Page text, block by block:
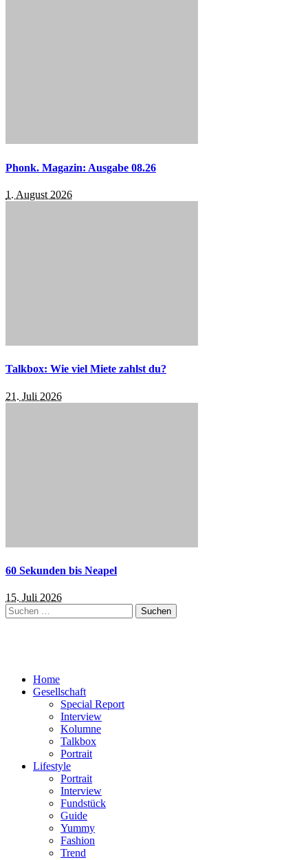
Phonk. Magazin: Ausgabe 08.26
1. August 2026
Talkbox: Wie viel Miete zahlst du?
21. Juli 2026
60 Sekunden bis Neapel
15. Juli 2026
Suchen
nach:
Home
Gesellschaft
Special Report
Interview
Kolumne
Talkbox
Portrait
Lifestyle
Portrait
Interview
Fundstück
Guide
Yummy
Fashion
Trend